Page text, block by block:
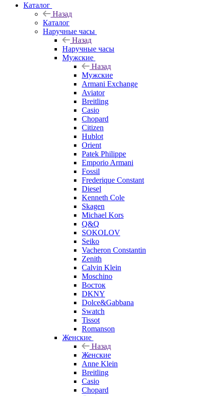
Каталог
Назад
Каталог
Наручные часы
Назад
Наручные часы
Мужские
Назад
Мужские
Armani Exchange
Aviator
Breitling
Casio
Chopard
Citizen
Hublot
Orient
Patek Philippe
Emporio Armani
Fossil
Frederique Constant
Diesel
Kenneth Cole
Skagen
Michael Kors
Q&Q
SOKOLOV
Seiko
Vacheron Constantin
Zenith
Calvin Klein
Moschino
Восток
DKNY
Dolce&Gabbana
Swatch
Tissot
Romanson
Женские
Назад
Женские
Anne Klein
Breitling
Casio
Chopard